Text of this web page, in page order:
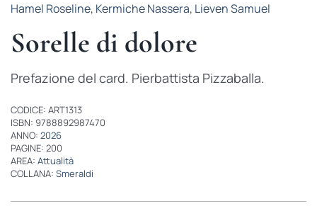
Hamel Roseline, Kermiche Nassera, Lieven Samuel
Sorelle di dolore
Prefazione del card. Pierbattista Pizzaballa.
CODICE: ART1313
ISBN: 9788892987470
ANNO: 2026
PAGINE: 200
AREA: Attualità
COLLANA: Smeraldi